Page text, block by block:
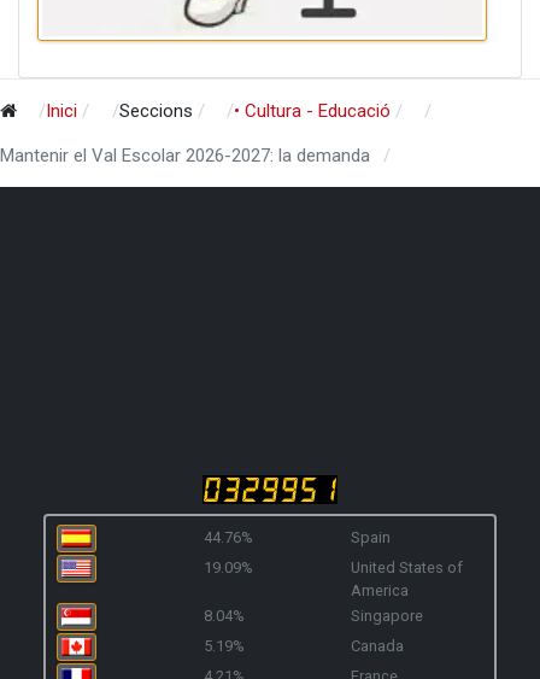
Inici Seccions • Cultura - Educació
Mantenir el Val Escolar 2026-2027: la demanda
44.76%
Spain
19.09%
United States of
America
8.04%
Singapore
5.19%
Canada